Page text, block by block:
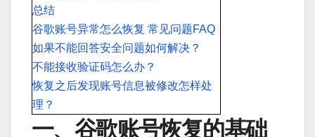
总结
谷歌账号异常怎么恢复 常见问题FAQ
如果不能回答安全问题如何解决？
不能接收验证码怎么办？
恢复之后发现账号信息被修改怎样处
理？
一、谷歌账号恢复的基础